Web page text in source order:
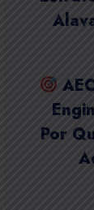
Por